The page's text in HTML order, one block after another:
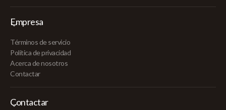
Empresa
Términos de servicio
Política de privacidad
Acerca de nosotros
Contactar
Contactar